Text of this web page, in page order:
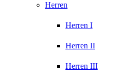
Herren
Herren I
Herren II
Herren III